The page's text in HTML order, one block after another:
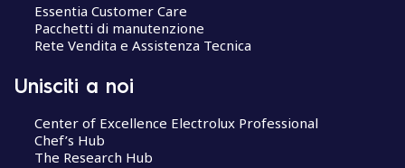
Essentia Customer Care
Pacchetti di manutenzione
Rete Vendita e Assistenza Tecnica
Unisciti a noi
Center of Excellence Electrolux Professional
Chef’s Hub
The Research Hub